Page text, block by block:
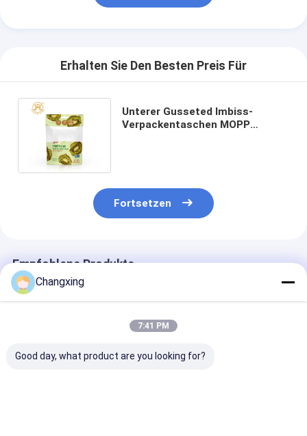
Erhalten Sie Den Besten Preis Für
Unterer Gusseted Imbiss-
Verpackentaschen MOPP
Fortsetzen
Empfohlene Produkte
Changxing
7:41 PM
Good day, what product are you looking for?